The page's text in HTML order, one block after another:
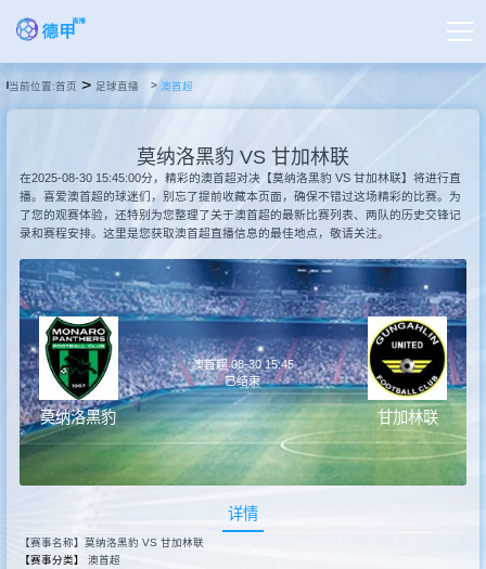
德甲直播
足球直播
篮球直播
德甲录像
德甲新闻
当前位置:首页 > 足球直播 澳首超
莫纳洛黑豹 VS 甘加林联
在2025-08-30 15:45:00分，精彩的澳首超对决【莫纳洛黑豹 VS 甘加林联】将进行直
播。喜爱澳首超的球迷们，别忘了提前收藏本页面，确保不错过这场精彩的比赛。为
了您的观赛体验，还特别为您整理了关于澳首超的最新比赛列表、两队的历史交锋记
录和赛程安排。这里是您获取澳首超直播信息的最佳地点，敬请关注。
莫纳洛黑豹
澳首超 08-30 15:45
已结束
甘加林联
详情
【赛事名称】莫纳洛黑豹 VS 甘加林联
【赛事分类】 澳首超